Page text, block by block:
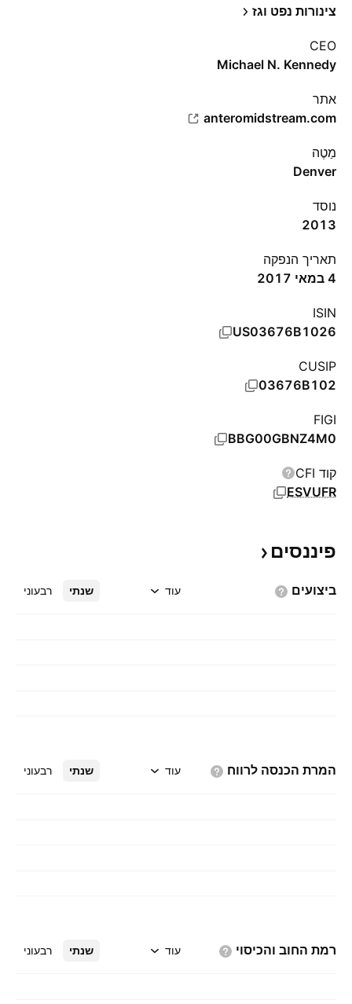
צינורות נפט וגז
CEO
Michael N. Kennedy
אתר‏
anteromidstream.com
מַטֶה
Denver
נוסד
2013
תאריך הנפקה
4 במאי 2017
ISIN
US03676B1026
CUSIP
03676B102
FIGI
BBG00GBNZ4M0
קוד CFI
ESVUFR
פיננסים
ביצועים שנתי רבעוני עוד
המרת הכנסה לרווח שנתי רבעוני עוד
רמת החוב והכיסוי שנתי רבעוני עוד